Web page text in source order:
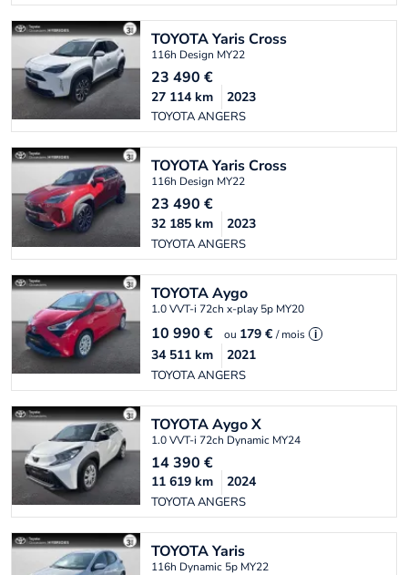
TOYOTAYaris Cross
116h Design MY22
23 490 €
TOYOTA ANGERS
27 114 km 2023
TOYOTAYaris Cross
116h Design MY22
23 490 €
TOYOTA ANGERS
32 185 km 2023
TOYOTAAygo
1.0 VVT-i 72ch x-play 5p MY20
10 990 € ou 179 € / mois i
TOYOTA ANGERS
34 511 km 2021
TOYOTAAygo X
1.0 VVT-i 72ch Dynamic MY24
14 390 €
TOYOTA ANGERS
11 619 km 2024
TOYOTAYaris
116h Dynamic 5p MY22